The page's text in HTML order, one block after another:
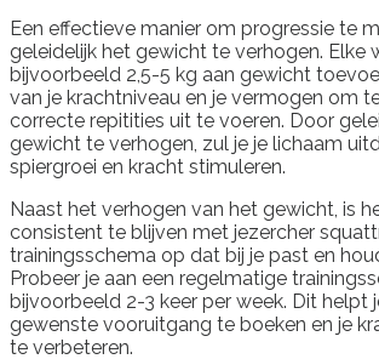
Een effectieve manier om progressie te
geleidelijk het gewicht te verhogen. Elke
bijvoorbeeld 2,5-5 kg aan gewicht
van je krachtniveau en je vermogen om
correcte repitities uit te voeren. Door
gewicht te verhogen, zul je je lichaam
spiergroei en kracht stimuleren.
Naast het verhogen van het gewicht, is
consistent te blijven met jezercher
trainingsschema op dat bij je past en
Probeer je aan een regelmatige
bijvoorbeeld 2-3 keer per week. Dit helpt
gewenste vooruitgang te boeken en je
te verbeteren.